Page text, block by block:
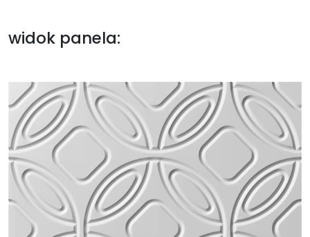
widok panela: